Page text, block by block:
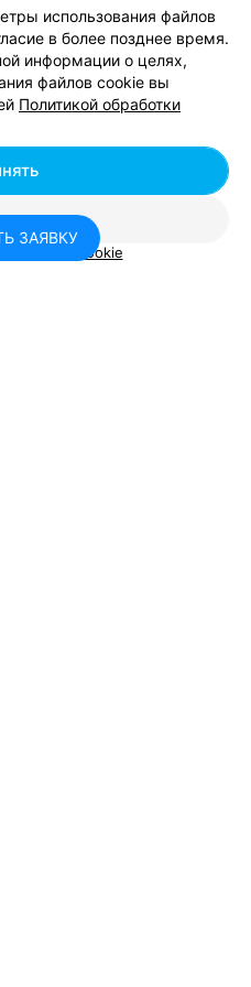
база
использования файлов
в более позднее время.
информации о целях,
файлов cookie вы
Политикой обработки
Cookie
ЗАЯВКУ